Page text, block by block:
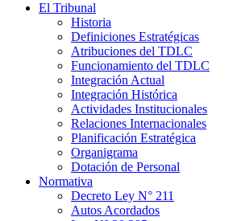
El Tribunal
Historia
Definiciones Estratégicas
Atribuciones del TDLC
Funcionamiento del TDLC
Integración Actual
Integración Histórica
Actividades Institucionales
Relaciones Internacionales
Planificación Estratégica
Organigrama
Dotación de Personal
Normativa
Decreto Ley N° 211
Autos Acordados